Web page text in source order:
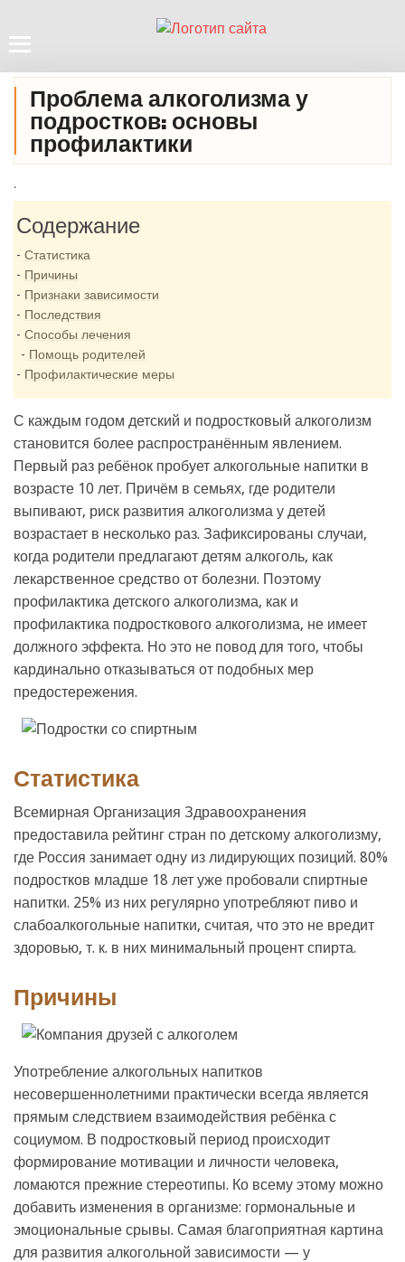
Проблема алкоголизма у
подростков: основы
профилактики
.
Содержание
Статистика
Причины
Признаки зависимости
Последствия
Способы лечения
Помощь родителей
Профилактические меры
С каждым годом детский и подростковый алкоголизм
становится более распространённым явлением.
Первый раз ребёнок пробует алкогольные напитки в
возрасте 10 лет. Причём в семьях, где родители
выпивают, риск развития алкоголизма у детей
возрастает в несколько раз. Зафиксированы случаи,
когда родители предлагают детям алкоголь, как
лекарственное средство от болезни. Поэтому
профилактика детского алкоголизма, как и
профилактика подросткового алкоголизма, не имеет
должного эффекта. Но это не повод для того, чтобы
кардинально отказываться от подобных мер
предостережения.
Статистика
Всемирная Организация Здравоохранения
предоставила рейтинг стран по детскому алкоголизму,
где Россия занимает одну из лидирующих позиций. 80%
подростков младше 18 лет уже пробовали спиртные
напитки. 25% из них регулярно употребляют пиво и
слабоалкогольные напитки, считая, что это не вредит
здоровью, т. к. в них минимальный процент спирта.
Причины
Употребление алкогольных напитков
несовершеннолетними практически всегда является
прямым следствием взаимодействия ребёнка с
социумом. В подростковый период происходит
формирование мотивации и личности человека,
ломаются прежние стереотипы. Ко всему этому можно
добавить изменения в организме: гормональные и
эмоциональные срывы. Самая благоприятная картина
для развития алкогольной зависимости — у